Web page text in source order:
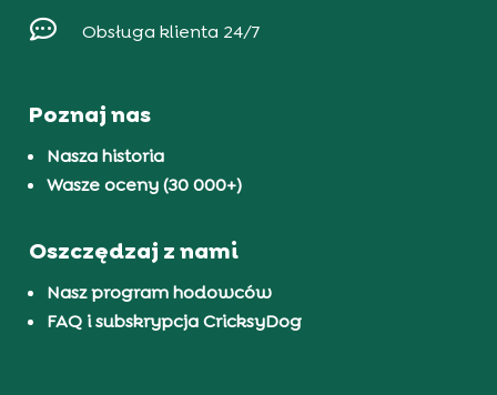
 Obsługa klienta 24/7
Poznaj nas
Nasza historia
Wasze oceny (30 000+)
Oszczędzaj z nami
Nasz program hodowców
FAQ i subskrypcja CricksyDog